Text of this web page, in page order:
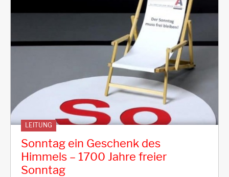
LEITUNG
Sonntag ein Geschenk des
Himmels – 1700 Jahre freier
Sonntag